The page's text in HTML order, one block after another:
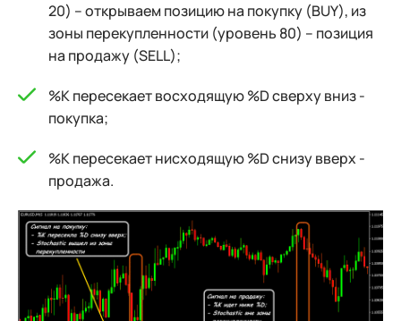
20) – открываем позицию на покупку (BUY), из
зоны перекупленности (уровень 80) – позиция
на продажу (SELL);
%K пересекает восходящую %D сверху вниз -
покупка;
%K пересекает нисходящую %D снизу вверх -
продажа.